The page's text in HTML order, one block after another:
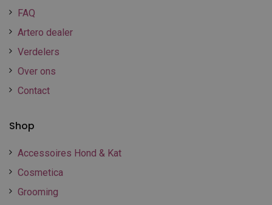
FAQ
Artero dealer
Verdelers
Over ons
Contact
Shop
Accessoires Hond & Kat
Cosmetica
Grooming